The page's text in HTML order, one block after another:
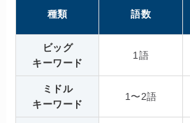
種類 語数
ビッグ
キーワード
1語
ミドル
キーワード
1〜2語